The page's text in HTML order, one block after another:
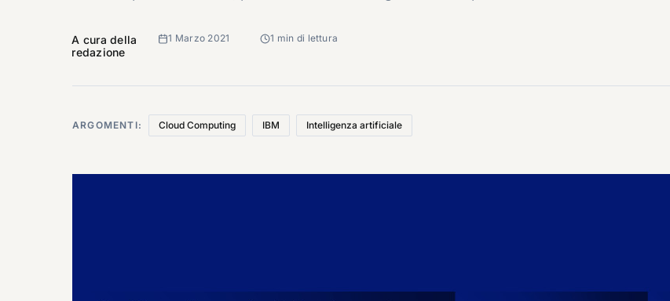
A cura della
redazione
1 Marzo 2021 1 min di lettura
ARGOMENTI: Cloud Computing IBM Intelligenza artificiale